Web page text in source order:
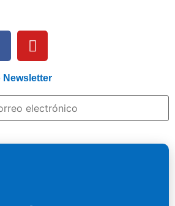
Mercado Pago para ayudar a